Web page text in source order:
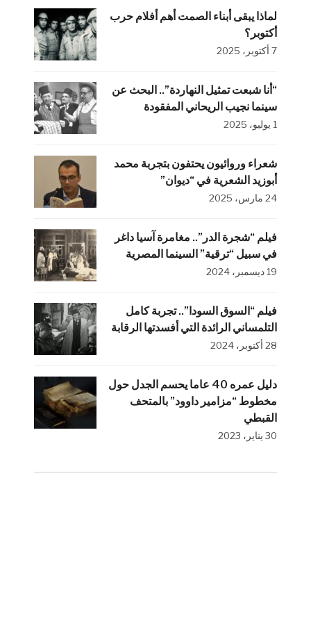
لماذا يبقى أبناء الصمت أهم أفلام حرب
أكتوبر؟
7 أكتوبر، 2025
“أنا شبعت تمثيل النهاردة”.. البحث عن
سينما نجيب الريحاني المفقودة
1 يوليو، 2025
شعراء وروائيون يحتفون بتجربة محمد
أبوزيد الشعرية في “ديوان”
24 مارس، 2025
فيلم “شجرة الدر”.. مغامرة آسيا داغر
في سبيل “ترقية” السينما المصرية
19 ديسمبر، 2024
فيلم “السوق السودا”.. تجربة كامل
التلمساني الرائدة التي أفسدتها الرقابة
28 أكتوبر، 2024
دليل عمره 40 عاما يحسم الجدل حول
مخطوط “مزامير داوود” بالمتحف
القبطي
30 يناير، 2023